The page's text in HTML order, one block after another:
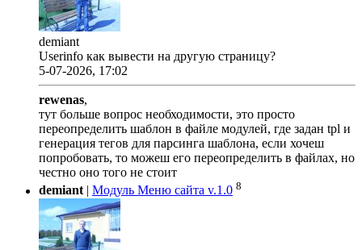
demiant
Userinfo как вывести на другую страницу?
5-07-2026, 17:02
rewenas,
тут больше вопрос необходимости, это просто
переопределить шаблон в файле модулей, где задан tpl и
генерация тегов для парсинга шаблона, если хочеш
попробовать, то можеш его переопределить в файлах, но
честно оно того не стоит
demiant| Модуль Меню сайта v.1.0 8